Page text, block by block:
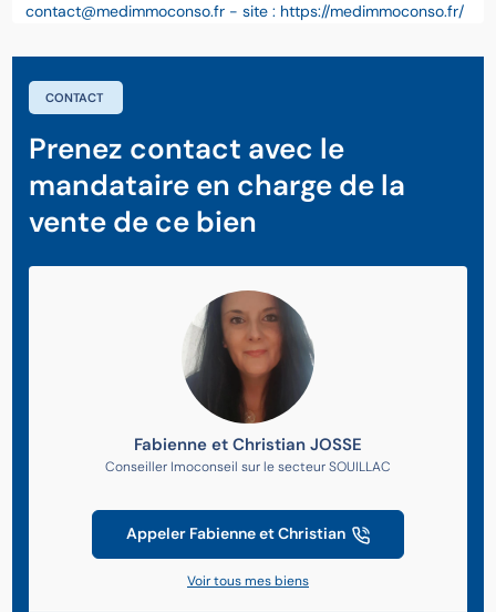
contact@medimmoconso.fr - site : https://medimmoconso.fr/
CONTACT
Prenez contact avec le
mandataire en charge de la
vente de ce bien
Fabienne et Christian JOSSE
Conseiller Imoconseil sur le secteur SOUILLAC
Appeler Fabienne et Christian
Voir tous mes biens